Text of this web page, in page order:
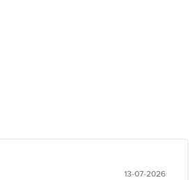
13-07-2026